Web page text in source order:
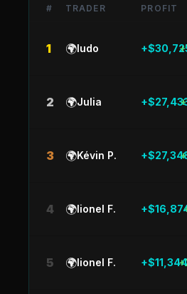
# TRADER PROFIT
1 🌍ludo
2 🌍Julia
3 🌍Kévin P.
4 🌍lionel F.
5 🌍lionel F. +$11,344